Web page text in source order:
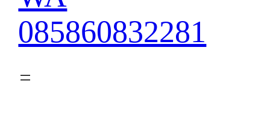
085860832281